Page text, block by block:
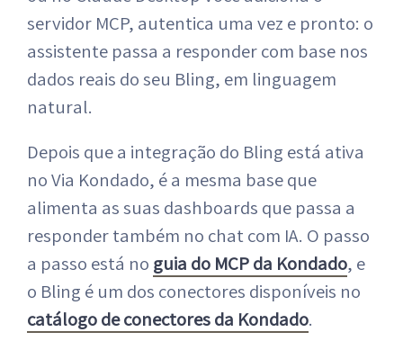
servidor MCP, autentica uma vez e pronto: o
assistente passa a responder com base nos
dados reais do seu Bling, em linguagem
natural.
Depois que a integração do Bling está ativa
no Via Kondado, é a mesma base que
alimenta as suas dashboards que passa a
responder também no chat com IA. O passo
a passo está no guia do MCP da Kondado, e
o Bling é um dos conectores disponíveis no
catálogo de conectores da Kondado.